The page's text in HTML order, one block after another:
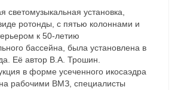
светомузыкальная установка,
ротон­ды, с пятью колоннами и
к 50-летию
бассейна, была установлена в
Её автор В.А. Трошин.
в форме усеченного икосаэдра
рабочими ВМЗ, специалисты